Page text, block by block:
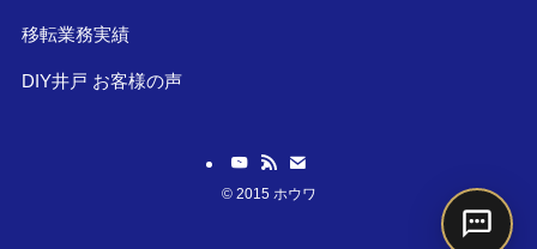
移転業務実績
DIY井戸 お客様の声
©2015 ホウワ